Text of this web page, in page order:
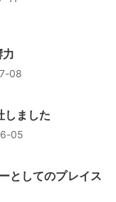
08
しました
05
としてのプレイス